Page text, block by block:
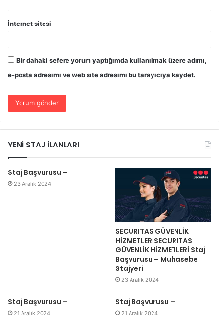
İnternet sitesi
Bir dahaki sefere yorum yaptığımda kullanılmak üzere adımı,
e-posta adresimi ve web site adresimi bu tarayıcıya kaydet.
YENİ STAJ İLANLARI
Staj Başvurusu –
23 Aralık 2024
SECURITAS GÜVENLİK
HİZMETLERİSECURITAS
GÜVENLİK HİZMETLERİ Staj
Başvurusu – Muhasebe
Stajyeri
23 Aralık 2024
Staj Başvurusu –
21 Aralık 2024
Staj Başvurusu –
21 Aralık 2024